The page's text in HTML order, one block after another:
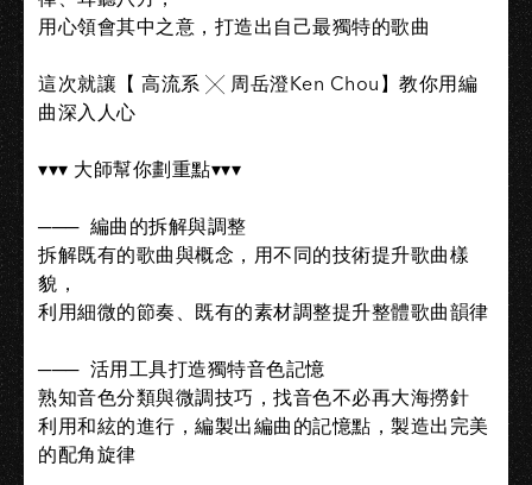
用心領會其中之意，打造出自己最獨特的歌曲
這次就讓【 高流系 ╳ 周岳澄Ken Chou】教你用編
曲深入人心
▾▾▾ 大師幫你劃重點▾▾▾
─── ​ 編曲的拆解與調整
拆解既有的歌曲與概念，用不同的技術提升歌曲樣
貌，
利用細微的節奏、既有的素材調整提升整體歌曲韻律
─── ​ 活用工具打造獨特音色記憶
熟知音色分類與微調技巧，找音色不必再大海撈針
利用和絃的進行，編製出編曲的記憶點，製造出完美
的配角旋律